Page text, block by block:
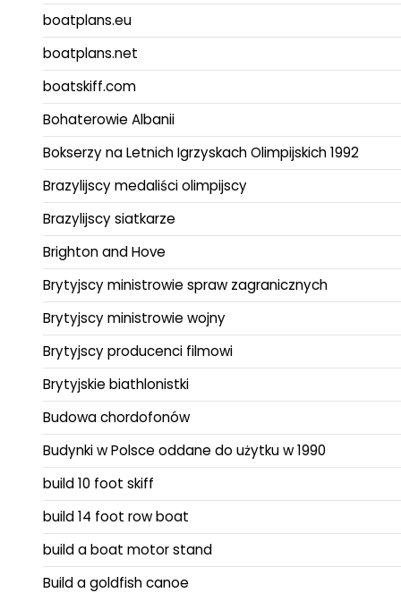
boatplans.eu
boatplans.net
boatskiff.com
Bohaterowie Albanii
Bokserzy na Letnich Igrzyskach Olimpijskich 1992
Brazylijscy medaliści olimpijscy
Brazylijscy siatkarze
Brighton and Hove
Brytyjscy ministrowie spraw zagranicznych
Brytyjscy ministrowie wojny
Brytyjscy producenci filmowi
Brytyjskie biathlonistki
Budowa chordofonów
Budynki w Polsce oddane do użytku w 1990
build 10 foot skiff
build 14 foot row boat
build a boat motor stand
Build a goldfish canoe